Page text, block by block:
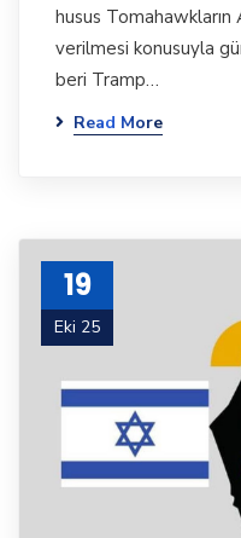
husus Tomahawkların
verilmesi konusuyla
beri Tramp…
Read More
19
Eki 25